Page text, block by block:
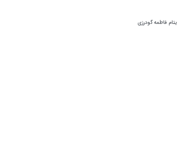
فاطمه گودرزی